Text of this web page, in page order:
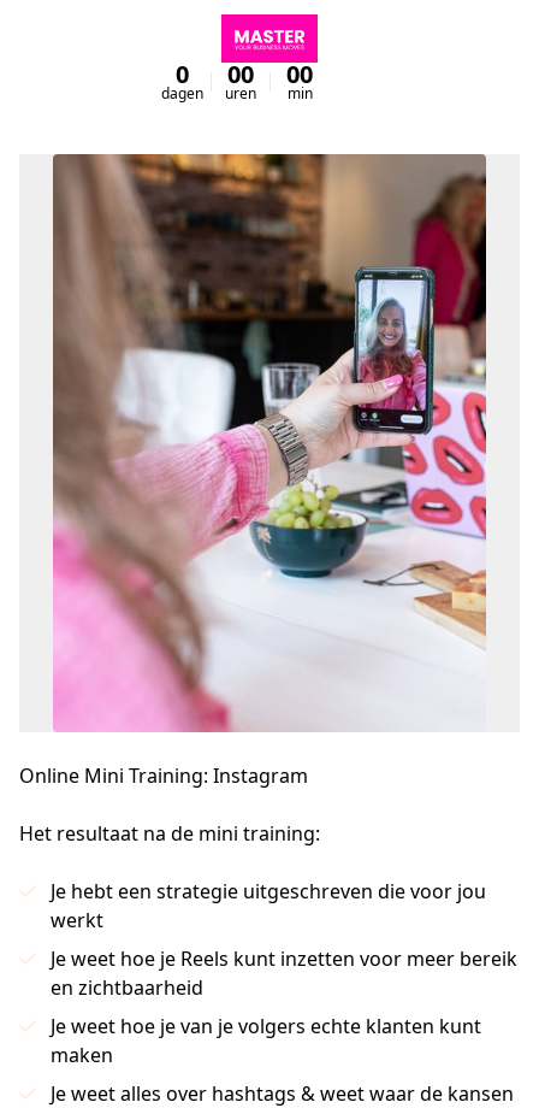
0
dagen
00
uren
00
min
Online Mini Training: Instagram
Het resultaat na de mini training:
Je hebt een strategie uitgeschreven die voor jou
werkt
Je weet hoe je Reels kunt inzetten voor meer bereik
en zichtbaarheid
Je weet hoe je van je volgers echte klanten kunt
maken
Je weet alles over hashtags & weet waar de kansen